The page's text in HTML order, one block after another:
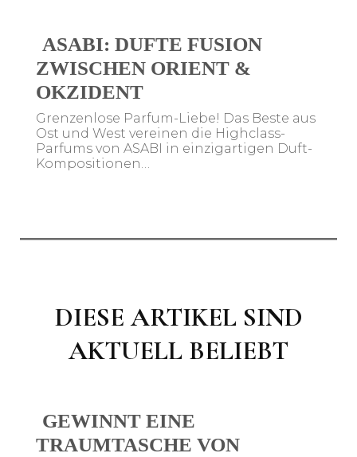
ASABI: DUFTE FUSION
ZWISCHEN ORIENT &
OKZIDENT
Grenzenlose Parfum-Liebe! Das Beste aus
Ost und West vereinen die Highclass-
Parfums von ASABI in einzigartigen Duft-
Kompositionen…
DIESE ARTIKEL SIND
AKTUELL BELIEBT
GEWINNT EINE
TRAUMTASCHE VON